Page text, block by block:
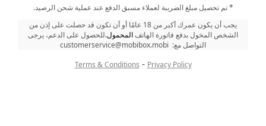
* تم تحصيل مبلغ الضريبة لعملاء مسبق الدفع عند عملية شحن الرصيد.
يجب أن يكون عمرك أكبر من 18 عامًا أو أن تكون قد حصلت على إذن من
الشخص المخول بدفع فاتورة الهاتفالمحمول.للحصول على الدعم، يرجى
التواصل مع: customerservice@mobibox.mobi
Terms & Conditions - Privacy Policy